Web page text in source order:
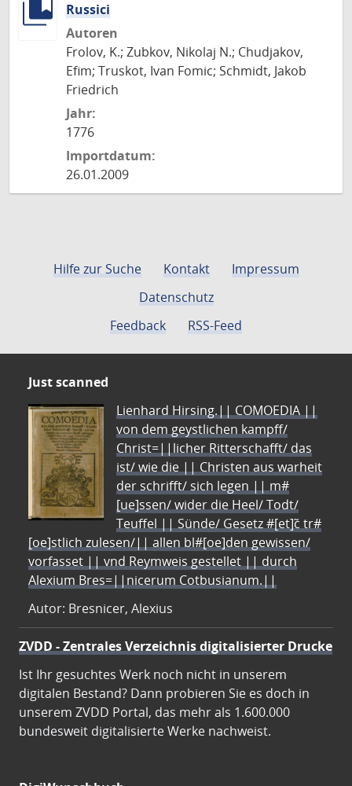
Russici
Autoren
Frolov, K.; Zubkov, Nikolaj N.; Chudjakov,
Efim; Truskot, Ivan Fomic; Schmidt, Jakob
Friedrich
Jahr:
1776
Importdatum:
26.01.2009
Hilfe zur Suche Kontakt
Impressum
Datenschutz
Feedback
RSS-Feed
Just scanned
Lienhard Hirsing.|| COMOEDIA ||
von dem geystlichen kampff/
Christ=||licher Ritterschafft/ das
ist/ wie die || Christen aus warheit
der schrifft/ sich legen || m#
[ue]ssen/ wider die Heel/ Todt/
Teuffel || Sünde/ Gesetz #[et]c̃ tr#
[oe]stlich zulesen/|| allen bl#[oe]den gewissen/
vorfasset || vnd Reymweis gestellet || durch
Alexium Bres=||nicerum Cotbusianum.||
Autor: Bresnicer, Alexius
ZVDD - Zentrales Verzeichnis digitalisierter Drucke
Ist Ihr gesuchtes Werk noch nicht in unserem
digitalen Bestand? Dann probieren Sie es doch in
unserem ZVDD Portal, das mehr als 1.600.000
bundesweit digitalisierte Werke nachweist.